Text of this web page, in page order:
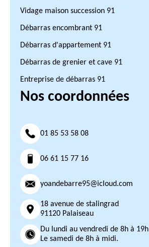
Vidage maison succession 91
Débarras encombrant 91
Débarras d'appartement 91
Débarras de grenier et cave 91
Entreprise de débarras 91
Nos coordonnées
01 85 53 58 08
06 61 15 77 16
yoandebarre95@icloud.com
18 avenue de stalingrad
91120 Palaiseau
Du lundi au vendredi de 8h à 19h
Le samedi de 8h à midi.